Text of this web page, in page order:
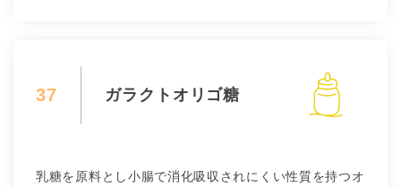
37 ガラクトオリゴ糖
乳糖を原料とし小腸で消化吸収されにくい性質を持つオ